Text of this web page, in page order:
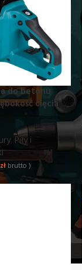
do betonu
cięcia
, Piły i
zł brutto )